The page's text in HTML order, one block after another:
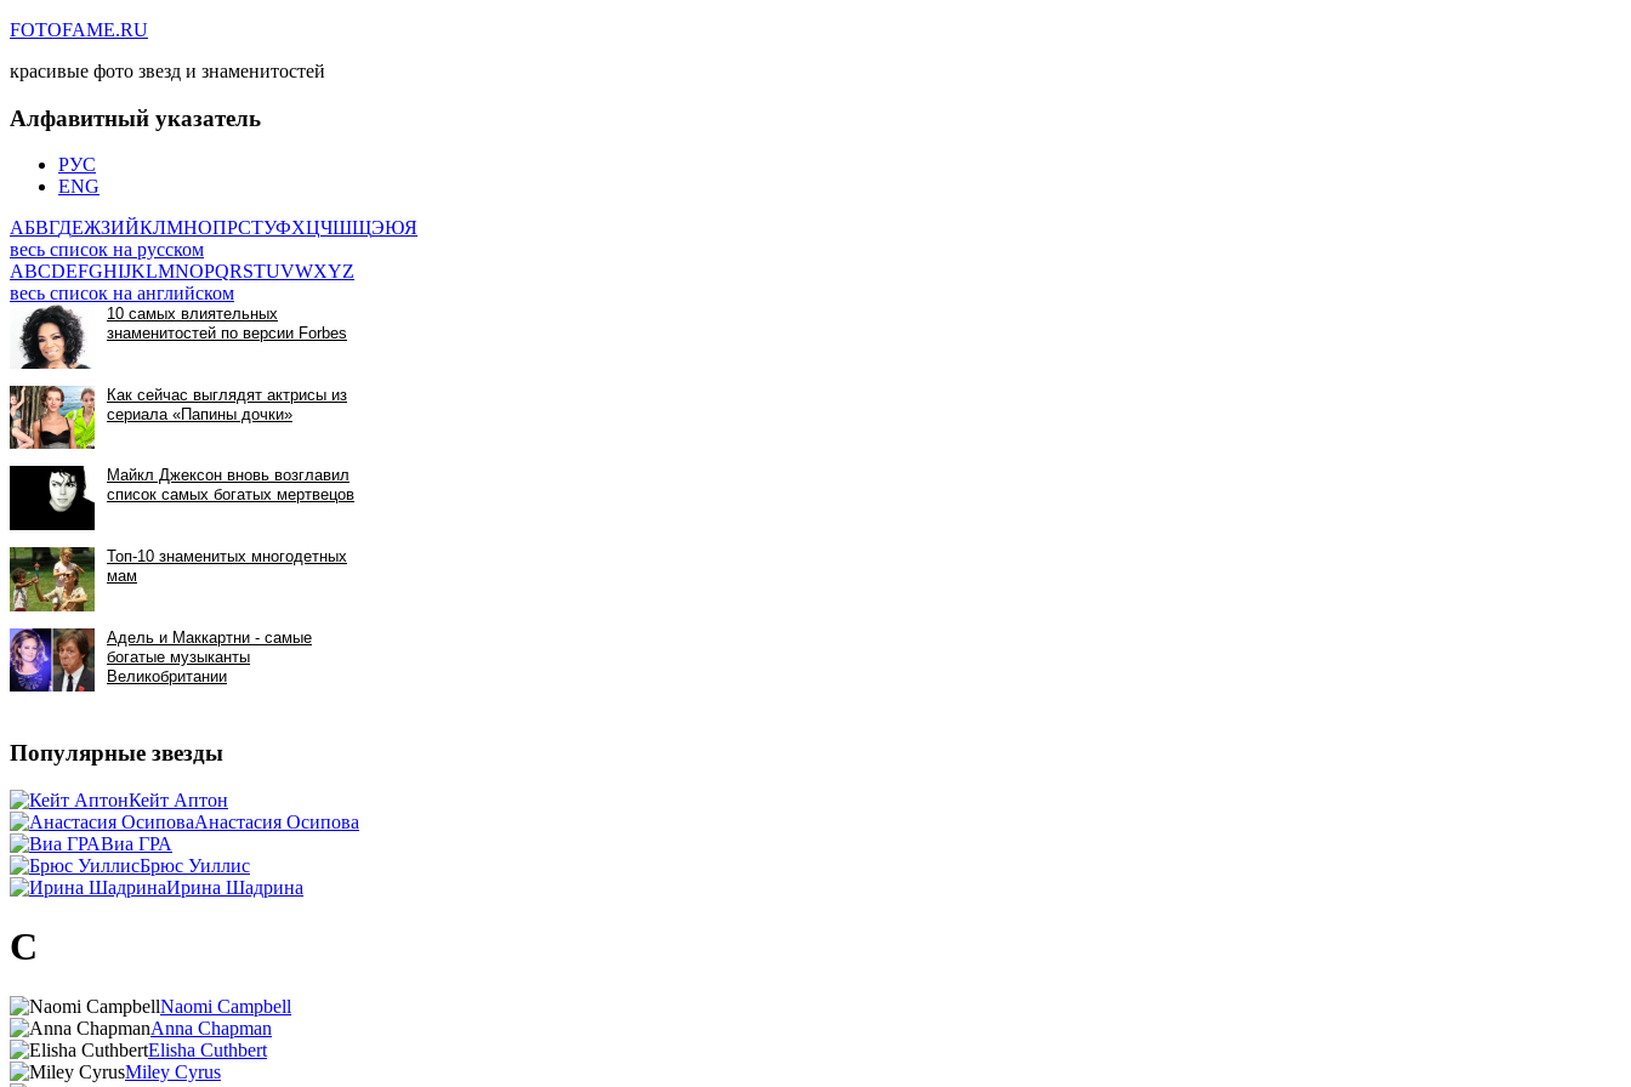
FOTOFAME.RU
красивые фото звезд и знаменитостей
Алфавитный указатель
РУС
ENG
АБВГДЕЖЗИЙКЛМНОПРСТУФХЦЧШЩЭЮЯ
весь список на русском
ABCDEFGHIJKLMNOPQRSTUVWXYZ
весь список на английском
Популярные звезды
Кейт Аптон
Анастасия Осипова
Виа ГРА
Брюс Уиллис
Ирина Шадрина
C
Naomi Campbell
Anna Chapman
Elisha Cuthbert
Miley Cyrus